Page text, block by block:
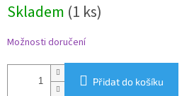
cena:
Skladem (1 ks)
Možnosti doručení
Přidat do košíku